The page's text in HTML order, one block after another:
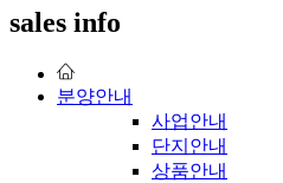
sales info
분양안내
사업안내
단지안내
상품안내